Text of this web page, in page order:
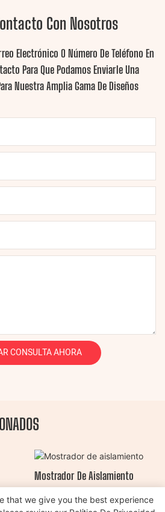
Con Nosotros
Electrónico O Número De Teléfono En
Para Que Podamos Enviarle Una
Nuestra Amplia Gama De Diseños
CONSULTA AHORA
Mostrador De Aislamiento
that we give you the best experience